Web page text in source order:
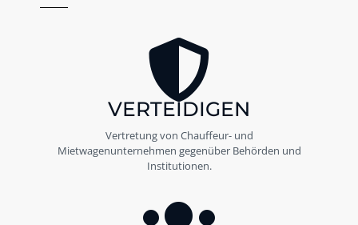
VERTEIDIGEN
Vertretung von Chauffeur- und
Mietwagenunternehmen gegenüber Behörden und
Institutionen.